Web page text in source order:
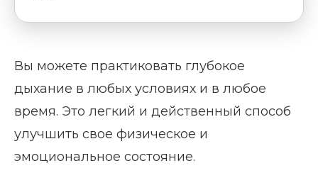
Вы можете практиковать глубокое
дыхание в любых условиях и в любое
время. Это легкий и действенный способ
улучшить свое физическое и
эмоциональное состояние.